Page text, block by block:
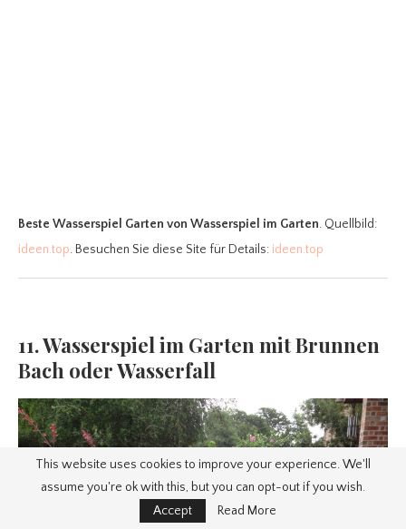
Beste Wasserspiel Garten von Wasserspiel im Garten. Quellbild:
ideen.top. Besuchen Sie diese Site für Details: ideen.top
11. Wasserspiel im Garten mit Brunnen
Bach oder Wasserfall
This website uses cookies to improve your experience. We'll
assume you're ok with this, but you can opt-out if you wish.
Accept
Read More